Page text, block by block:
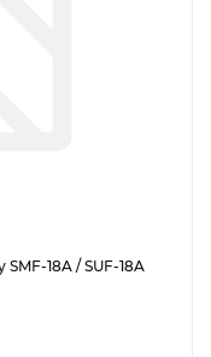
18A / SUF-18A